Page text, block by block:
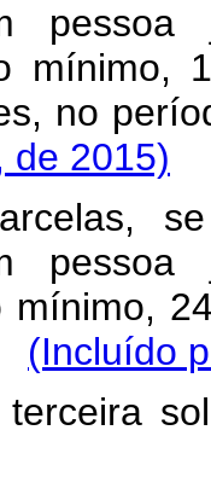
mínimo,
no
de 2015)
mínimo,
(Incluído